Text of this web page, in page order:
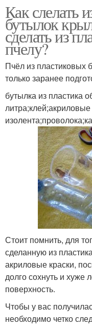
Как слелать
бутылок
сделать из
пчелу?
Пчёл из пластиковых
только заранее
бутылка из пластика
литра;клей;акриловые
Стоит помнить, для
сделанную из
акриловые краски,
долго сохнуть и
поверхность.
Чтобы у вас
необходимо четко